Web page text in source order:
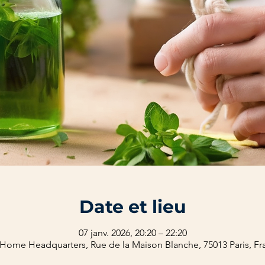
Date et lieu
07 janv. 2026, 20:20 – 22:20
Headquarters, Rue de la Maison Blanche, 75013 Paris,